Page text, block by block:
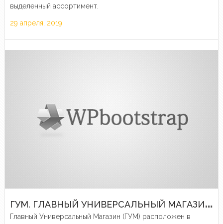
выделенный ассортимент.
29 апреля, 2019
Г
УМ. ГЛАВНЫЙ УНИВЕРСАЛЬНЫЙ МАГАЗИН СТРАНЫ
Главный Универсальный Магазин (ГУМ) расположен в